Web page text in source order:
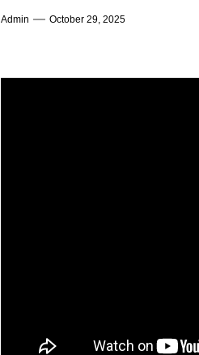
Admin October 29, 2025